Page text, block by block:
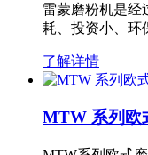
雷蒙磨粉机是经
耗、投资小、
了解详情
MTW 系列欧